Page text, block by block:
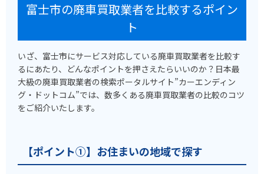
富士市の廃車買取業者を比較するポイン
ト
いざ、富士市にサービス対応している廃車買取業者を比較す
るにあたり、どんなポイントを押さえたらいいのか？日本最
大級の廃車買取業者の検索ポータルサイト”カーエンディン
グ・ドットコム”では、数多くある廃車買取業者の比較のコツ
をご紹介いたします。
【ポイント①】お住まいの地域で探す